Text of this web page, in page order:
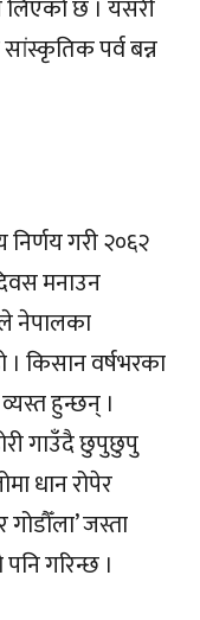
छ । यसरी
पर्व बन्न
गरी २०६२
मनाउन
नेपालका
किसान वर्षभरका
हुन्छन् ।
गाउँदै छुपुछुपु
धान रोपेर
जस्ता
गरिन्छ ।